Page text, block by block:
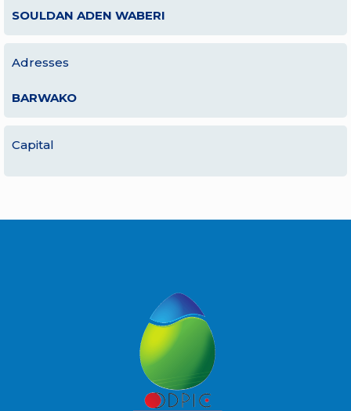
SOULDAN ADEN WABERI
Adresses
BARWAKO
Capital